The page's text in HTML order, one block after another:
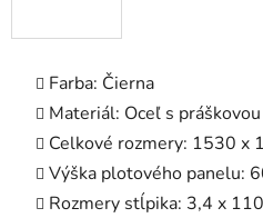
Farba: Čierna
Materiál: Oceľ s
Celkové rozmery: 1530 x
Výška plotového panelu:
Rozmery stĺpika: 3,4 x